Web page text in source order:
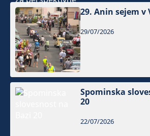
29. Anin sejem v
29/07/2026
Spominska
20
22/07/2026